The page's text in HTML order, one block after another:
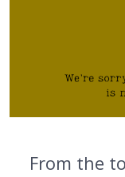
From the